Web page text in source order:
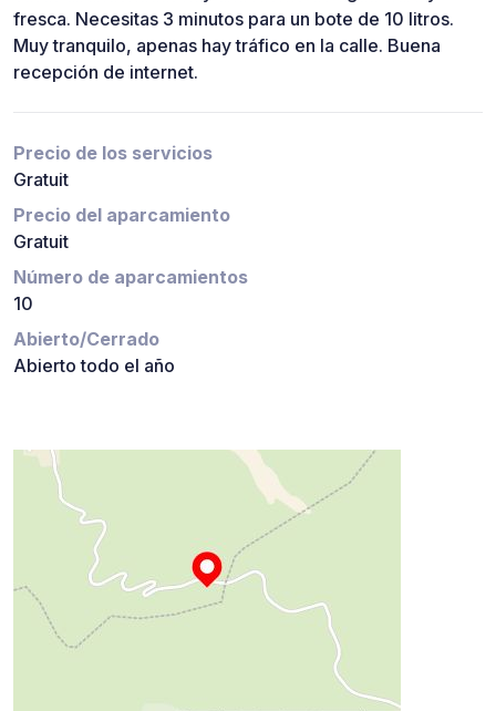
fresca. Necesitas 3 minutos para un bote de 10 litros.
Muy tranquilo, apenas hay tráfico en la calle. Buena
recepción de internet.
Precio de los servicios
Gratuit
Precio del aparcamiento
Gratuit
Número de aparcamientos
10
Abierto/Cerrado
Abierto todo el año